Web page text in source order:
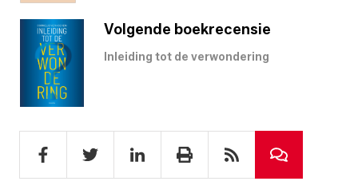
Volgende boekrecensie
Inleiding tot de verwondering